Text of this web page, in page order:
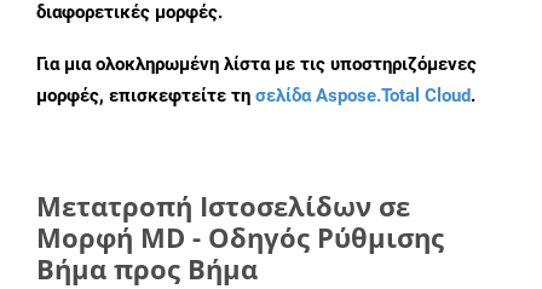
διαφορετικές μορφές.
Για μια ολοκληρωμένη λίστα με τις υποστηριζόμενες
μορφές, επισκεφτείτε τη σελίδα Aspose.Total Cloud.
Μετατροπή Ιστοσελίδων σε
Μορφή MD - Οδηγός Ρύθμισης
Βήμα προς Βήμα